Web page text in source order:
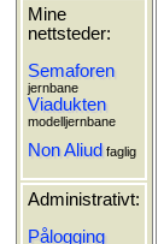
Mine
nettsteder:
Semaforen
jernbane
Viadukten
modelljernbane
Non Aliud faglig
Administrativt:
Pålogging